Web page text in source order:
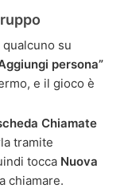
qualcuno su
persona”
e il gioco è
Chiamate
tramite
tocca Nuova
chiamare.